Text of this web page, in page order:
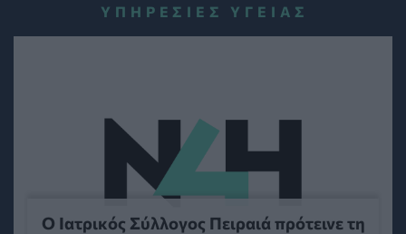
ΥΠΗΡΕΣΊΕΣ ΥΓΕΊΑΣ
Ο Ιατρικός Σύλλογος Πειραιά πρότεινε τη